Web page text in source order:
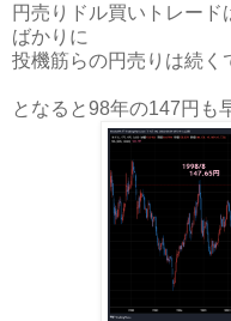
円売りドル買いトレー
ばかりに
投機筋らの円売りは続く
となると98年の147円も